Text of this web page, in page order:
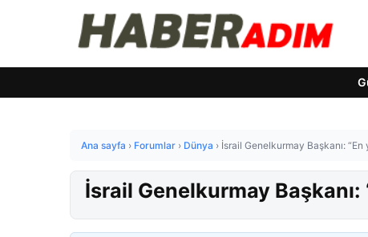
Ana sayfa › Forumlar › Dünya › İsrail Genelkurmay Başkanı:
İsrail Genelkurmay